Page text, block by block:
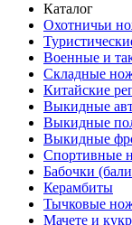
Каталог
Охотничьи
Военные и
Складные
Китайские
Выкидные
Выкидные
Выкидные
Спортивные
Бабочки
Керамбиты
Тычковые
Мачете и